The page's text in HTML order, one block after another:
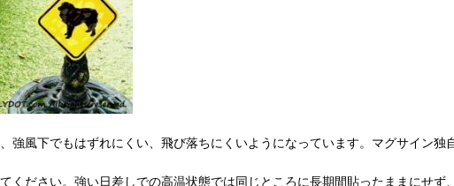
強風下でもはずれにくい、飛び落ちにくいようになっています。マグサイン
ださい。強い日差しでの高温状態では同じところに長期間貼ったままにせず